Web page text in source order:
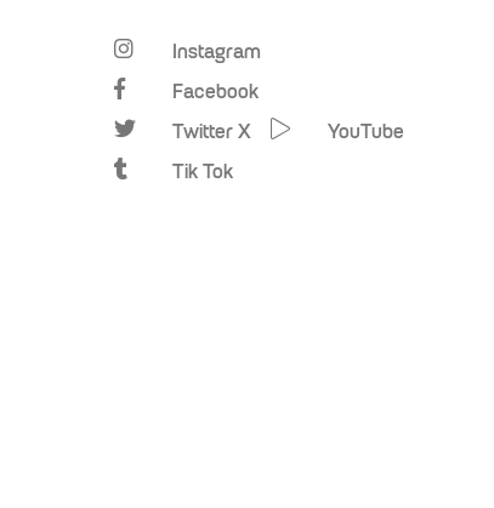
Instagram
Facebook
Twitter X
YouTube
Tik Tok